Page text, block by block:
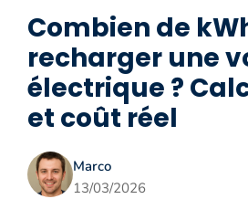
Combien de
recharger une
électrique ?
et coût réel
Marco
13/03/2026